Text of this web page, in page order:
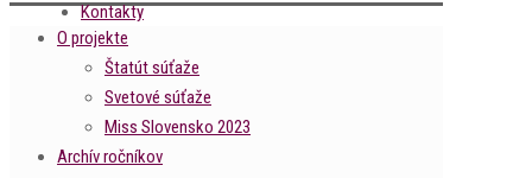
Kontakty
O projekte
Štatút súťaže
Svetové súťaže
Miss Slovensko 2023
Archív ročníkov